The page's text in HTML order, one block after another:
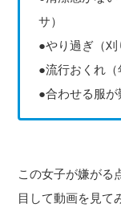
サ）
●やり過ぎ（刈
●流行おくれ（
●合わせる服が
この女子が嫌がる
目して動画を見て